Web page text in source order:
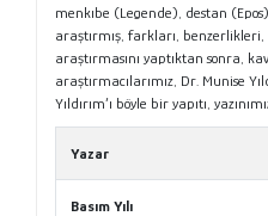
menkıbe (Legende), destan
araştırmış, farkları, benzerlikleri,
araştırmasını yaptıktan sonra,
araştırmacılarımız, Dr. Munise
Yıldırım’ı böyle bir yapıtı,
Yazar
Basım Yılı